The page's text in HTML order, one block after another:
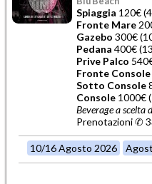
Spiaggia 120€
Fronte Mare
Gazebo 300€
Pedana 400€
Prive Palco
Fronte Console
Sotto Console
Console 1000€
Beverage a scelta
Prenotazioni ✆
10/16 Agosto 2026